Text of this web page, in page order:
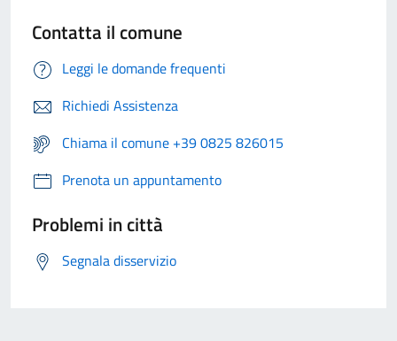
Contatta il comune
Leggi le domande frequenti
Richiedi Assistenza
Chiama il comune +39 0825 826015
Prenota un appuntamento
Problemi in città
Segnala disservizio